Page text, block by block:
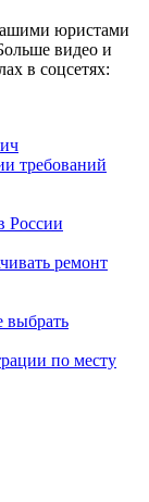
юристами
видео и
в соцсетях:
требований
России
ремонт
выбрать
по месту